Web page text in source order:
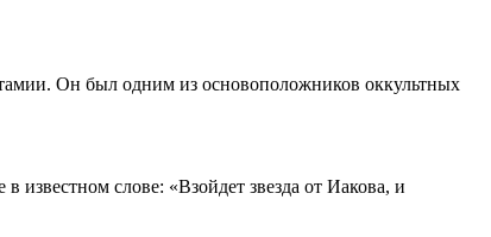
Он был одним из основоположников оккультных
известном слове: «Взойдет звезда от Иакова, и